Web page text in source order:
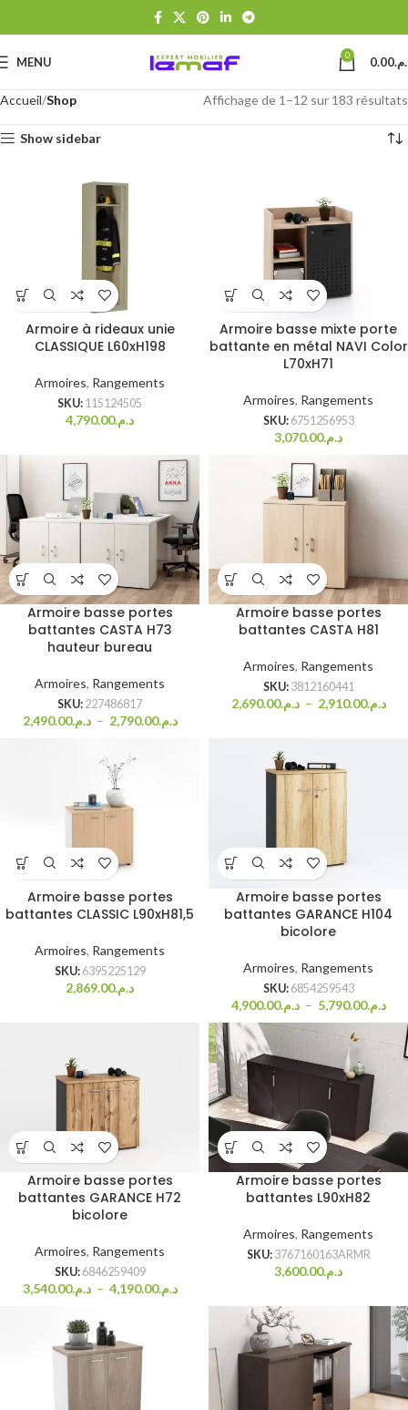
MENU 0 0.00
Accueil Shop Affichage de 1–12 sur 183 résultats
Show sidebar
Armoire à rideaux unie
CLASSIQUE L60xH198
Armoires, Rangements
SKU: 115124505
د.م.4,790.00
Armoire basse mixte porte
battante en métal NAVI Color
L70xH71
Armoires, Rangements
SKU: 6751256953
د.م.3,070.00
Armoire basse portes
battantes CASTA H73
hauteur bureau
Armoires, Rangements
SKU: 227486817
د.م.2,490.00 – د.م.2,790.00
Armoire basse portes
battantes CASTA H81
Armoires, Rangements
SKU: 3812160441
د.م.2,690.00 – د.م.2,910.00
Armoire basse portes
battantes CLASSIC L90xH81,5
Armoires, Rangements
SKU: 6395225129
د.م.2,869.00
Armoire basse portes
battantes GARANCE H104
bicolore
Armoires, Rangements
SKU: 6854259543
د.م.4,900.00 – د.م.5,790.00
Armoire basse portes
battantes GARANCE H72
bicolore
Armoires, Rangements
SKU: 6846259409
د.م.3,540.00 – د.م.4,190.00
Armoire basse portes
battantes L90xH82
Armoires, Rangements
SKU: 3767160163ARMR
د.م.3,600.00